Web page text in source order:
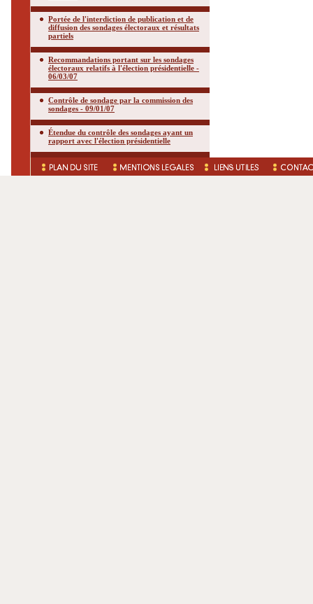
Portée de l'interdiction de publication et de
diffusion des sondages électoraux et résultats
partiels
Recommandations portant sur les sondages
électoraux relatifs à l'élection présidentielle -
06/03/07
Contrôle de sondage par la commission des
sondages - 09/01/07
Étendue du contrôle des sondages ayant un
rapport avec l'élection présidentielle